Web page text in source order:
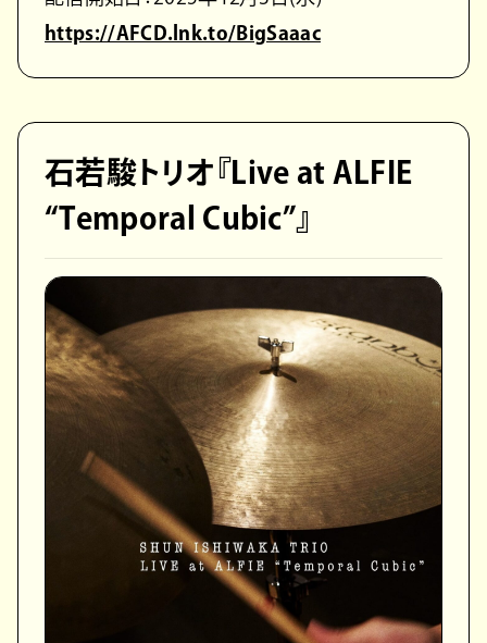
https://AFCD.lnk.to/BigSaaac
石若駿トリオ『Live at ALFIE
“Temporal Cubic”』